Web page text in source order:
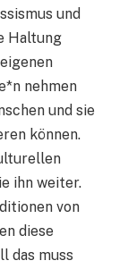
und
Haltung
nehmen
und sie
können.
ihn weiter.
von
diese
das muss